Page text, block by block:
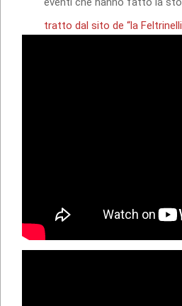
tratto dal sito de “la